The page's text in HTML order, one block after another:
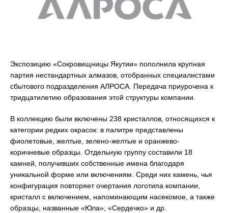
Экспозицию «Сокровищницы Якутии» пополнила крупная
партия нестандартных алмазов, отобранных специалистами
сбытового подразделения АЛРОСА. Передача приурочена к
тридцатилетию образования этой структуры компании.
В коллекцию были включены 238 кристаллов, относящихся к
категории редких окрасок: в палитре представлены
фиолетовые, желтые, зелено-желтые и оранжево-
коричневые образцы. Отдельную группу составили 18
камней, получивших собственные имена благодаря
уникальной форме или включениям. Среди них камень, чья
конфигурация повторяет очертания логотипа компании,
кристалл с включением, напоминающим насекомое, а также
образцы, названные «Юла», «Сердечко» и др.